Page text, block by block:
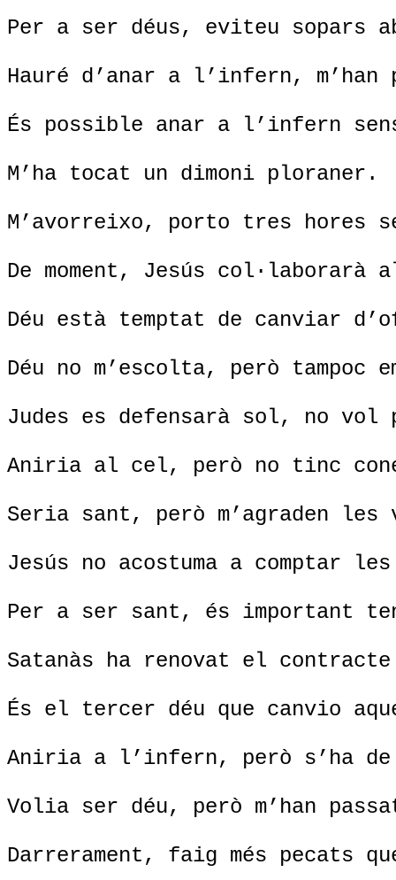
Per a ser déus, eviteu sopars
Hauré d’anar a l’infern,
És possible anar a l’infern
M’ha tocat un dimoni ploraner.
M’avorreixo, porto tres hores
De moment, Jesús col·laborarà
Déu està temptat de canviar
Déu no m’escolta, però tampoc
Judes es defensarà sol, no vol
Aniria al cel, però no tinc
Seria sant, però m’agraden les
Jesús no acostuma a comptar
Per a ser sant, és important
Satanàs ha renovat el
És el tercer déu que canvio
Aniria a l’infern, però s’ha de
Volia ser déu, però m’han
Darrerament, faig més pecats